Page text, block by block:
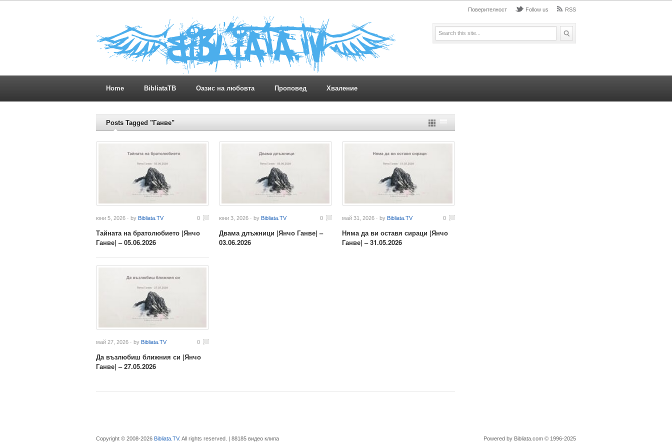
Поверителност Follow us RSS
Home BibliataTB Оазис на любовта Проповед Хваление
Posts Tagged "Ганве"
юни 5, 2026 · by Bibliata.TV 0
Тайната на братолюбието |Янчо
Ганве| – 05.06.2026
юни 3, 2026 · by Bibliata.TV 0
Двама длъжници |Янчо Ганве| –
03.06.2026
май 31, 2026 · by Bibliata.TV 0
Няма да ви оставя сираци |Янчо
Ганве| – 31.05.2026
май 27, 2026 · by Bibliata.TV 0
Да възлюбиш ближния си |Янчо
Ганве| – 27.05.2026
Copyright © 2008-2026 Bibliata.TV. All rights reserved. | 88185 видео клипа Powered by Bibliata.com © 1996-2025